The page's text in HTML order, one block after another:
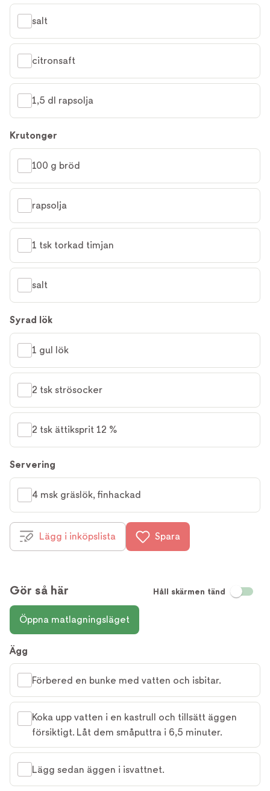
salt
citronsaft
1,5 dl rapsolja
Krutonger
100 g bröd
rapsolja
1 tsk torkad timjan
salt
Syrad lök
1 gul lök
2 tsk strösocker
2 tsk ättiksprit 12 %
Servering
4 msk gräslök, finhackad
Lägg i inköpslista Spara
Gör så här Håll skärmen tänd
Öppna matlagningsläget
Ägg
Förbered en bunke med vatten och isbitar.
Koka upp vatten i en kastrull och tillsätt äggen
försiktigt. Låt dem småputtra i 6,5 minuter.
Lägg sedan äggen i isvattnet.